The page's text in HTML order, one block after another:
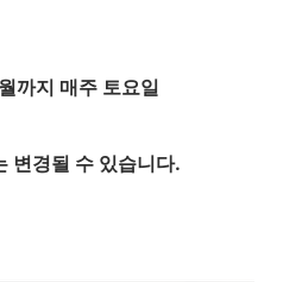
까지 매주 토요일
변경될 수 있습니다.